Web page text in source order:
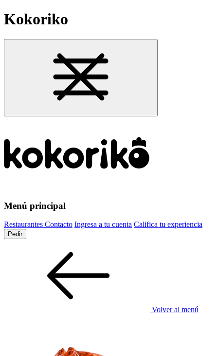
Kokoriko
Menú principal
Restaurantes Contacto Ingresa a tu cuenta Califica tu experiencia
Pedir
Volver al menú